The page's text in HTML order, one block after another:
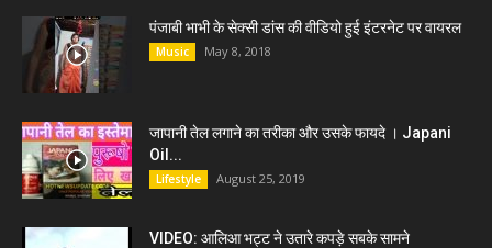
पंजाबी भाभी के सेक्सी डांस की वीडियो हुई इंटरनेट पर वायरल
Music May 8, 2018
जापानी तेल लगाने का तरीका और उसके फायदे । Japani
Oil...
Lifestyle August 25, 2019
VIDEO: आलिआ भट्ट ने उतारे कपड़े सबके सामने